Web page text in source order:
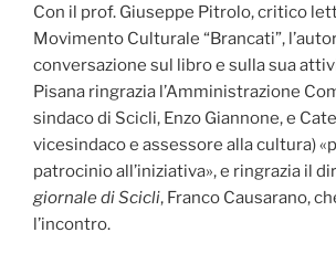
Con il prof. Giuseppe Pitrolo, critico
Movimento Culturale “Brancati”,
conversazione sul libro e sulla sua
Pisana ringrazia l’Amministrazione
sindaco di Scicli, Enzo Giannone, e
vicesindaco e assessore alla cultura)
patrocinio all’iniziativa», e ringrazia il
giornale di Scicli, Franco Causarano,
l’incontro.